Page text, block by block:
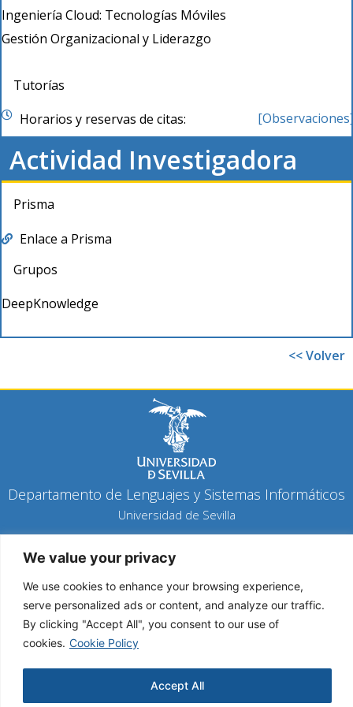
We value your privacy
We use cookies to enhance your browsing experience,
serve personalized ads or content, and analyze our traffic.
By clicking "Accept All", you consent to our use of
cookies. Cookie Policy
Accept All
Ingeniería Cloud: Tecnologías Móviles
Gestión Organizacional y Liderazgo
Tutorías
Horarios y reservas de citas:
[Observaciones]
Actividad Investigadora
Prisma
Enlace a Prisma
Grupos
DeepKnowledge
<< Volver
Departamento de Lenguajes y Sistemas Informáticos
Universidad de Sevilla
Política de cookies Aviso legal
Copyright 2026 © Todos los derechos reservados
Diseño y desarrollo h-tecnología